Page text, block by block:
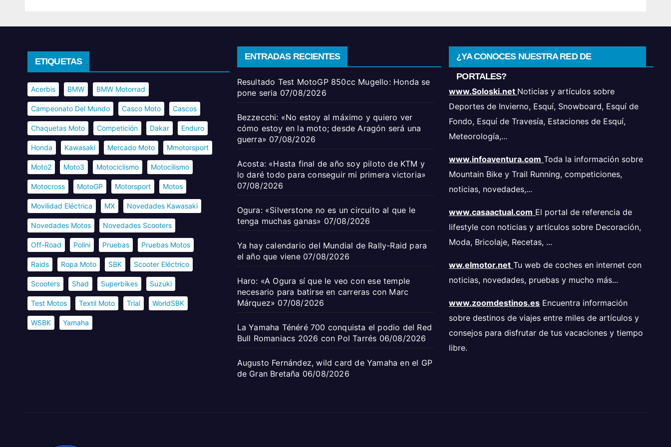
ETIQUETAS
Acerbis BMW BMW Motorrad
Campeonato Del Mundo Casco Moto Cascos
Chaquetas Moto Competición Dakar Enduro
Honda Kawasaki Mercado Moto Mmotorsport
Moto2 Moto3 Motociclismo Motocilismo
Motocross MotoGP Motorsport Motos
Movilidad Eléctrica MX Novedades Kawasaki
Novedades Motos Novedades Scooters
Off-Road Polini Pruebas Pruebas Motos
Raids Ropa Moto SBK Scooter Eléctrico
Scooters Shad Superbikes Suzuki
Test Motos Textil Moto Trial WorldSBK
WSBK Yamaha
ENTRADAS RECIENTES
Resultado Test MotoGP 850cc Mugello: Honda se
pone seria 07/08/2026
Bezzecchi: «No estoy al máximo y quiero ver
cómo estoy en la moto; desde Aragón será una
guerra» 07/08/2026
Acosta: «Hasta final de año soy piloto de KTM y
lo daré todo para conseguir mi primera victoria»
07/08/2026
Ogura: «Silverstone no es un circuito al que le
tenga muchas ganas» 07/08/2026
Ya hay calendario del Mundial de Rally-Raid para
el año que viene 07/08/2026
Haro: «A Ogura sí que le veo con ese temple
necesario para batirse en carreras con Marc
Márquez» 07/08/2026
La Yamaha Ténéré 700 conquista el podio del Red
Bull Romaniacs 2026 con Pol Tarrés 06/08/2026
Augusto Fernández, wild card de Yamaha en el GP
de Gran Bretaña 06/08/2026
¿YA CONOCES NUESTRA RED DE
PORTALES?
www.Soloski.net Noticias y artículos sobre
Deportes de Invierno, Esquí, Snowboard, Esquí de
Fondo, Esquí de Travesía, Estaciones de Esquí,
Meteorología,...
www.infoaventura.com Toda la información sobre
Mountain Bike y Trail Running, competiciones,
noticias, novedades,...
www.casaactual.com El portal de referencia de
lifestyle con noticias y artículos sobre Decoración,
Moda, Bricolaje, Recetas, ...
ww.elmotor.net Tu web de coches en internet con
noticias, novedades, pruebas y mucho más...
www.zoomdestinos.es Encuentra información
sobre destinos de viajes entre miles de artículos y
consejos para disfrutar de tus vacaciones y tiempo
libre.